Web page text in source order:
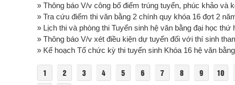
» Thông báo V/v công bố điểm trúng tuyển, phúc khảo và
» Tra cứu điểm thi văn bằng 2 chính quy khóa 16 đợt 2
» Lịch thi và phòng thi Tuyển sinh hệ văn bằng đại học thứ
» Thông báo V/v xét điều kiện dự tuyển đối với thí sinh
» Kế hoạch Tổ chức kỳ thi tuyển sinh Khóa 16 hệ văn
1 2 3 4 5 6 7 8 9 10